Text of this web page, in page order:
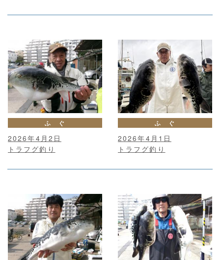
ふ ぐ
2026年4月2日
トラフグ釣り
ふ ぐ
2026年4月1日
トラフグ釣り